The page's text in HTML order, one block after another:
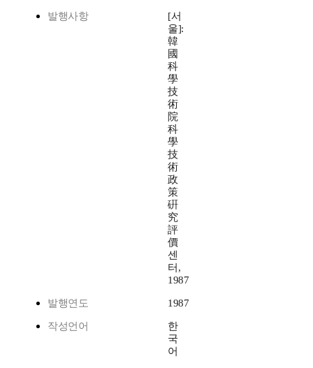
발행사항
[서
울]:
韓
國
科
學
技
術
院
科
學
技
術
政
策
硏
究
評
價
센
터,
1987
발행연도 1987
작성언어
한
국
어